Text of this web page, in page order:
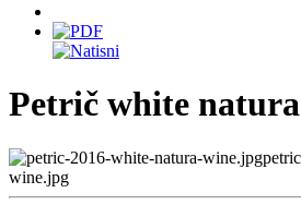
Petrič white natura
wine.jpg